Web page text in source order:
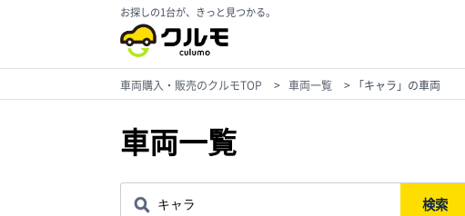
お探しの1台が、きっと見つかる。
車両購入・販売のクルモTOP > 車両一覧 > 「キャラ」の車両
車両一覧
検索